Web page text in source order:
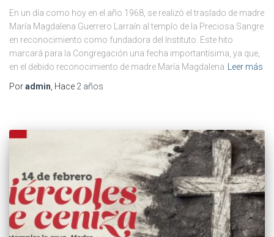
En un día como hoy en el año 1968, se realizó el traslado de madre
María Magdalena Guerrero Larraín al templo de la Preciosa Sangre
en reconocimiento como fundadora del Instituto. Este hito
marcará para la Congregación una fecha importantísima, ya que,
en el debido reconocimiento de madre María Magdalena Leer más
Poradmin , Hace 2 años